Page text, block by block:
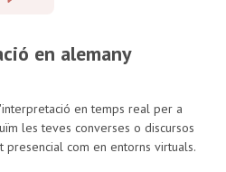
en alemany
en temps real per a
les teves converses o discursos
com en entorns virtuals.